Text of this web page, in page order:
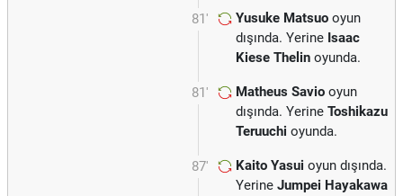
81' Yusuke Matsuo oyun
dışında. Yerine Isaac
Kiese Thelin oyunda.
81' Matheus Savio oyun
dışında. Yerine Toshikazu
Teruuchi oyunda.
87' Kaito Yasui oyun dışında.
Yerine Jumpei Hayakawa